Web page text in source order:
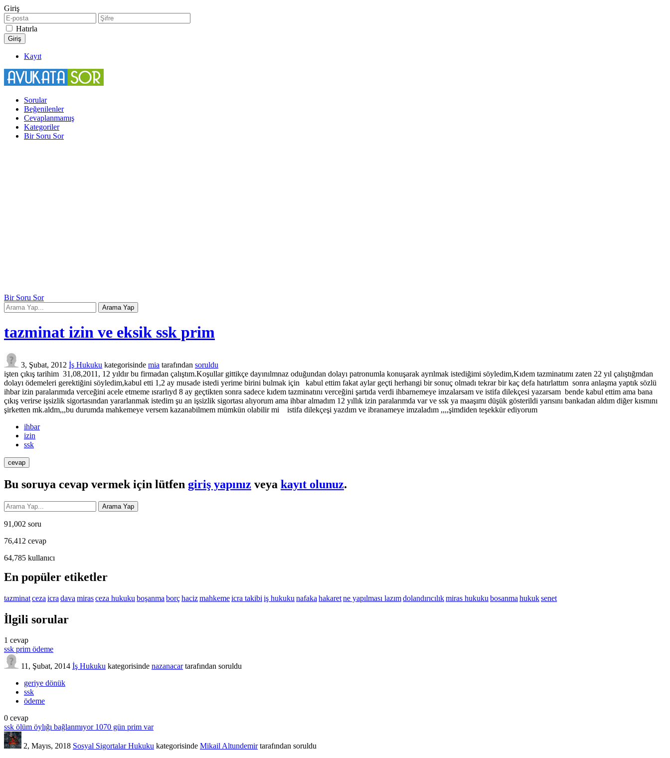
Giriş
Hatırla
Kayıt
Sorular
Beğenilenler
Cevaplanmamış
Kategoriler
Bir Soru Sor
Bir Soru Sor
tazminat izin ve eksik ssk prim
3, Şubat, 2012 İş Hukuku kategorisinde mia tarafından soruldu
işten çıkış tarihim 31,08,2011, 12 yıldır bu firmadan çalıştım.Koşullar gittikçe dayınılmnaz oduğundan dolayı patronumla konuşarak ayrılmak istediğimi söyledim,Kıdem tazminatımı zaten 22 yıl çalıştığmdan
dolayı ödemeleri gerektiğini söyledim,kabul etti 1,2 ay musade istedi yerime birini bulmak için kabul ettim fakat aylar geçti herhangi bir sonuç olmadı tekrar bir kaç defa hatırlattım sonra anlaşma yaptık sözlü
ihbar izin paralarımıda verceğini acele etmeme ısrarlıyd 8 ay geçtikten sonra sadece kıdem tazminatını verceğini şartıda verdi ihbarnemeye imzalarsam ve istifa dilekçesi yazarsam bende kabul ettim ama bana
çıkış verirse işsizlik sigortasından yararlanmak istedim şu an işsizlik sigortası alıyorum ama ihbar almadım 12 yıllık izin paralarımda var ve ssk ya maaşımı düşük gösterildi yarısını bankadan aldım diğer kısmını
şirketten mk.aldm,,,bu durumda mahkemeye versem kazanabilmem mümkün olabilir mi istifa dilekçeşi yazdım ve ibranameye imzaladım ,,,,şimdiden teşekkür ediyorum
ihbar
izin
ssk
Bu soruya cevap vermek için lütfen giriş yapınız veya kayıt olunuz.
91,002 soru
76,412 cevap
64,785 kullanıcı
En popüler etiketler
tazminatceza icra dava mirasceza hukuku boşanma borçhacizmahkemeicra takibi iş hukuku nafaka hakaretne yapılması lazımdolandırıcılıkmiras hukuku bosanma hukuksenet
İlgili sorular
1 cevap
ssk prim ödeme
11, Şubat, 2014 İş Hukuku kategorisinde nazanacar tarafından soruldu
geriye dönük
ssk
ödeme
0 cevap
ssk ölüm öylığı bağlanmıyor 1070 gün prim var
2, Mayıs, 2018 Sosyal Sigortalar Hukuku kategorisinde Mikail Altundemir tarafından soruldu